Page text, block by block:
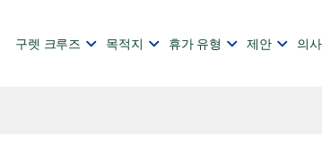
구렛 크루즈 목적지 휴가 유형 제안 의